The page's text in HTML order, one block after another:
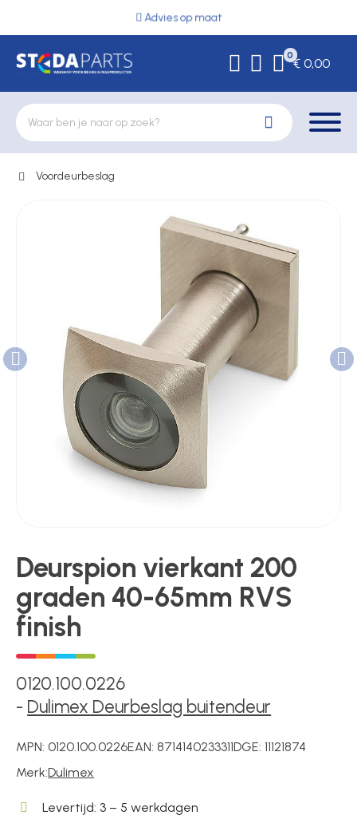
Advies op maat
0
€ 0,00
Deurbeslag
Kluizen
Poortonderdelen
Toegangscontrole
Voedingen
Over ons
Voordeurbeslag
Deurspion vierkant 200
graden 40-65mm RVS
finish
0120.100.0226
- Dulimex Deurbeslag buitendeur
MPN:0120.100.0226EAN:8714140233311DGE:11121874
Merk:Dulimex
Levertijd: 3 – 5 werkdagen